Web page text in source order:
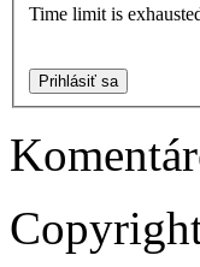
Time limit is
Prihlásiť sa